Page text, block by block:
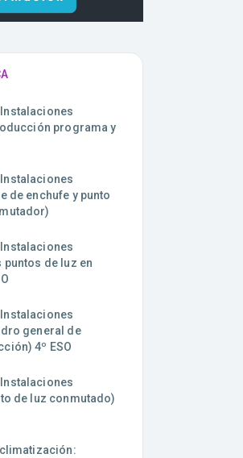
programa y
de enchufe y punto
de luz en
general de
4º ESO
de luz conmutado)